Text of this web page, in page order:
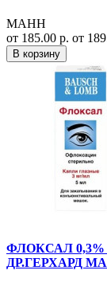
МАНН
от 185.00 р. от
В корзину
ФЛОКСАЛ
ДР.ГЕРХАРД